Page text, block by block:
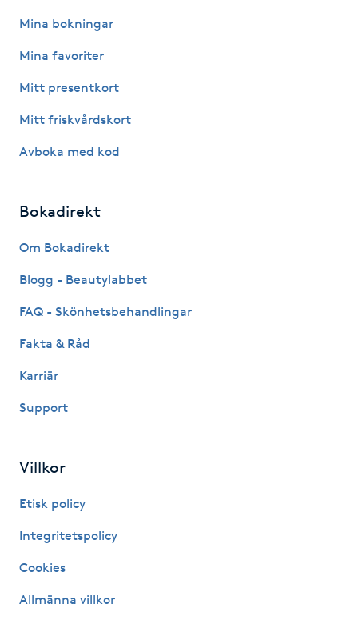
Huduppstramning
Hudvård
Hyaluronsyra
Hårborttagning
Hårförlängning
Hårvård
Hälsa
Hälsprickor
Idrottsmassage
Mina bokningar
Mina favoriter
Mitt presentkort
Mitt friskvårdskort
Avboka med kod
Bokadirekt
Om Bokadirekt
Blogg - Beautylabbet
FAQ - Skönhetsbehandlingar
Fakta & Råd
Karriär
Support
Villkor
Etisk policy
Integritetspolicy
Cookies
Allmänna villkor